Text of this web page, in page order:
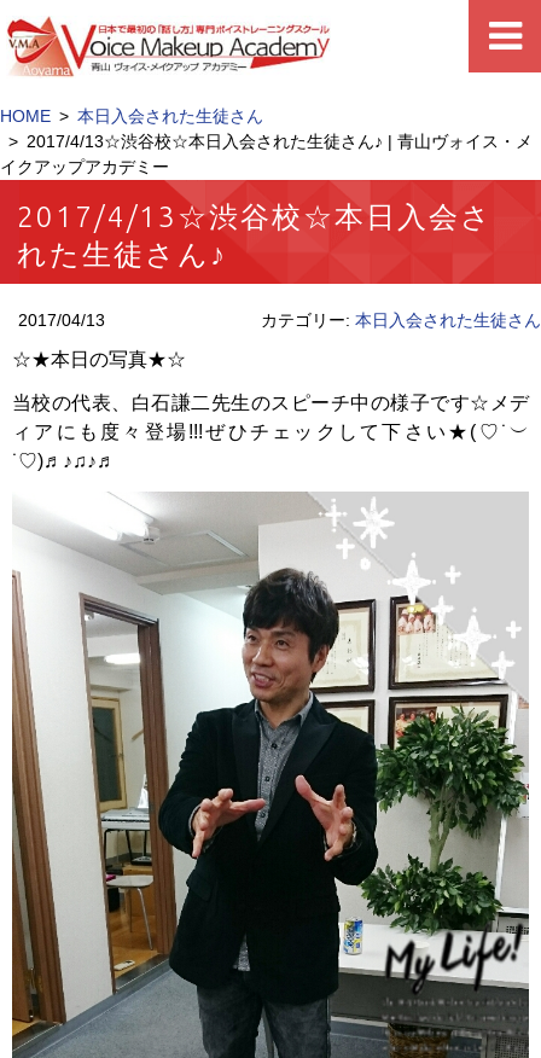
HOME
本日入会された生徒さん
2017/4/13☆渋谷校☆本日入会された生徒さん♪ | 青山ヴォイス・メ
イクアップアカデミー
2017/4/13☆渋谷校☆本日入会さ
れた生徒さん♪
2017/04/13 カテゴリー: 本日入会された生徒さん
☆★本日の写真★☆
当校の代表、白石謙二先生のスピーチ中の様子です☆メデ
ィアにも度々登場!!!ぜひチェックして下さい★(♡˙︶
˙♡)♬♪♫♪♬